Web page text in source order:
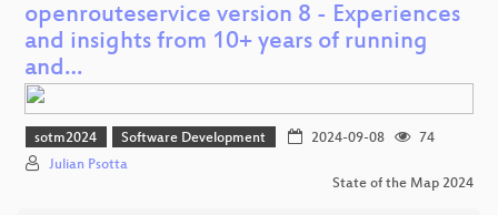
openrouteservice version 8 - Experiences
and insights from 10+ years of running
and…
sotm2024 Software Development 2024-09-08
74
Julian Psotta
State of the Map 2024